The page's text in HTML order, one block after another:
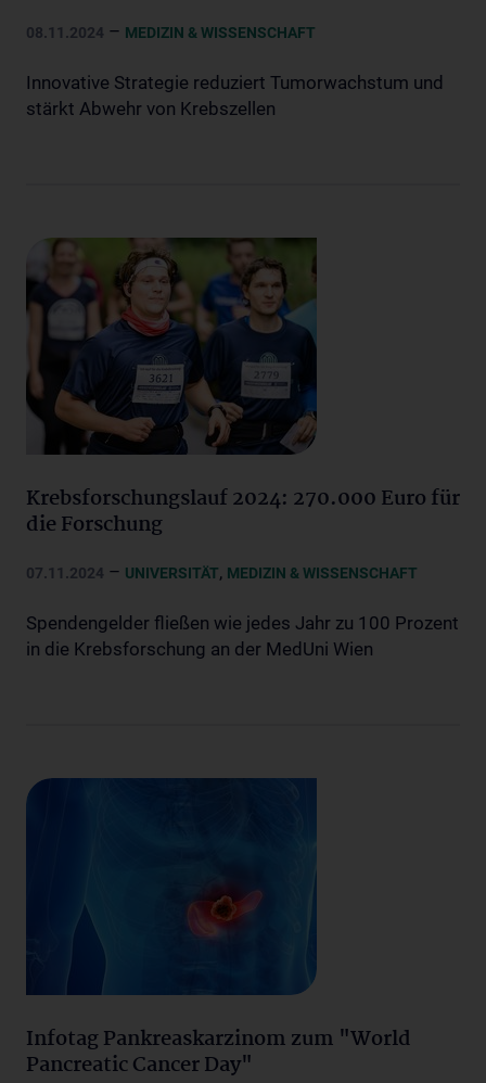
08.11.2024 – MEDIZIN & WISSENSCHAFT
Innovative Strategie reduziert Tumorwachstum und
stärkt Abwehr von Krebszellen
Krebsforschungslauf 2024: 270.000 Euro für
die Forschung
07.11.2024 – UNIVERSITÄT, MEDIZIN & WISSENSCHAFT
Spendengelder fließen wie jedes Jahr zu 100 Prozent
in die Krebsforschung an der MedUni Wien
Infotag Pankreaskarzinom zum "World
Pancreatic Cancer Day"